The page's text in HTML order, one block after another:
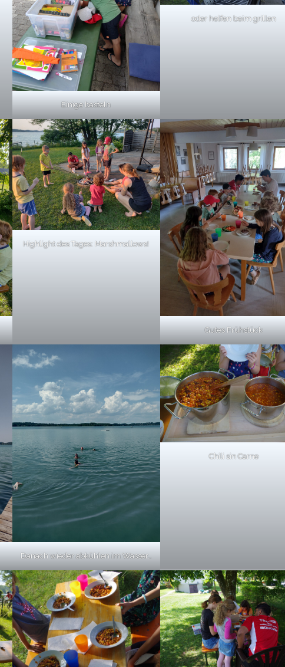
Einige basteln
oder helfen beim grillen
Highlight des Tages: Marshmallows!
Gutes Frühstück
Danach wieder abkühlen im Wasser…
Chili sin Carne